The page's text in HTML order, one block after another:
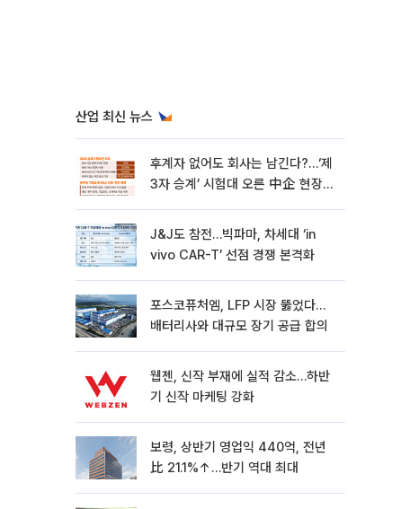
산업 최신 뉴스
후계자 없어도 회사는 남긴다?…‘제
3자 승계’ 시험대 오른 中企 현장
J&J도 참전…빅파마, 차세대 ‘in
vivo CAR-T’ 선점 경쟁 본격화
포스코퓨처엠, LFP 시장 뚫었다…
배터리사와 대규모 장기 공급 합의
웹젠, 신작 부재에 실적 감소…하반
기 신작 마케팅 강화
보령, 상반기 영업익 440억, 전년
比 21.1%↑…반기 역대 최대